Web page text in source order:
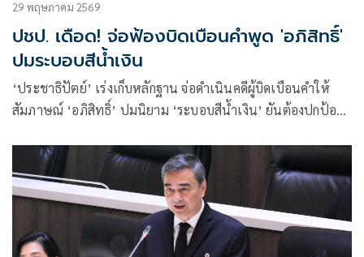
29 พฤษภาคม 2569
ปชป. เดือด! จ่อฟ้องบิดเบือนคำพูด 'อภิสิทธิ์'
ปมระบอบสีน้ำเงิน
‘ประชาธิปัตย์’ เร่งเก็บหลักฐาน จ่อดำเนินคดีผู้บิดเบือนคำให้
สัมภาษณ์ ‘อภิสิทธิ์’ ปมนิยาม ‘ระบอบสีน้ำเงิน’ ยันต้องปกป้อง